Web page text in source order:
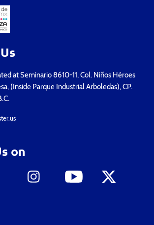
at Seminario 8610-11, Col. Niños Héroes
(Inside Parque Industrial Arboledas), CP.
on